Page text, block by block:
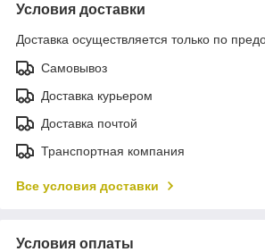
Условия доставки
Доставка осуществляется только по
Самовывоз
Доставка курьером
Доставка почтой
Транспортная компания
Все условия доставки
Условия оплаты